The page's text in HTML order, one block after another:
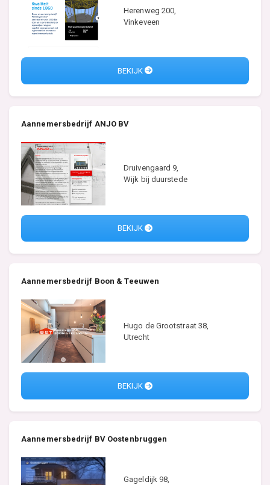
Herenweg 200,
Vinkeveen
BEKIJK
Aannemersbedrijf ANJO BV
Druivengaard 9,
Wijk bij duurstede
BEKIJK
Aannemersbedrijf Boon & Teeuwen
Hugo de Grootstraat 38,
Utrecht
BEKIJK
Aannemersbedrijf BV Oostenbruggen
Gageldijk 98,